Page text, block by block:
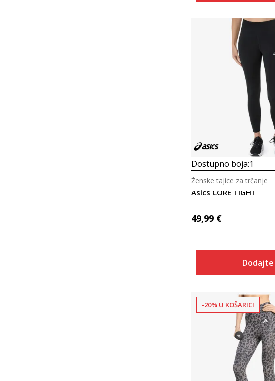
Uporedi
Dostupno boja:1
Asics CORE TIGHT
Ženske tajice za trčanje
49,99 €
Dodajte
Uporedi
-20% U KOŠARICI